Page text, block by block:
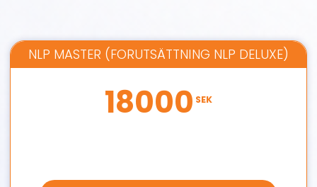
NLP MASTER (FORUTSÄTTNING NLP DELUXE)
18000 SEK